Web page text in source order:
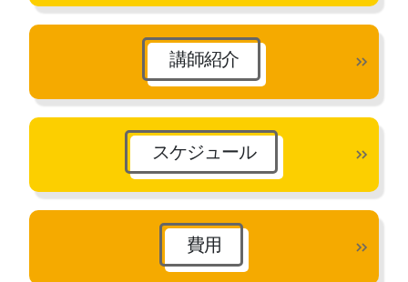
講師紹介
スケジュール
費用